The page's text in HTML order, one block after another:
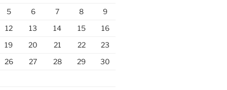
5 6 7 8
9
12 13 14 15
16
19 20 21 22
23
26 27 28 29
30